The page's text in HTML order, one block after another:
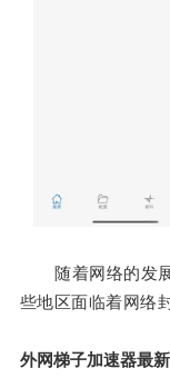
随着网络的发展
些地区面临着网络
外网梯子加速器最